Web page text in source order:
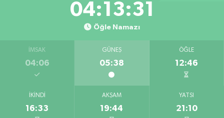
04:13:30
Öğle Namazı
İMSAK
04:06
GÜNEŞ
05:38
ÖĞLE
12:46
İKINDI
16:33
AKŞAM
19:44
YATSI
21:10